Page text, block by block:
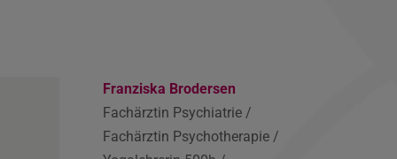
Franziska Brodersen
Fachärztin Psychiatrie /
Fachärztin Psychotherapie /